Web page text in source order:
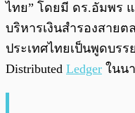
ไทย” โดยมี ดร.อัมพร
บริหารเงินสำรองสายต
ประเทศไทยเป็นพูดบร
Distributed Ledger ในน